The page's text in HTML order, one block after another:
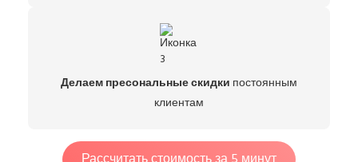
Делаем пресональные скидки постоянным
клиентам